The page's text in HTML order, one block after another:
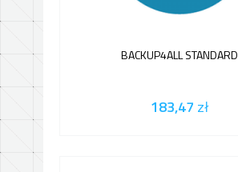
BACKUP4ALL STANDARD
183,47 zł